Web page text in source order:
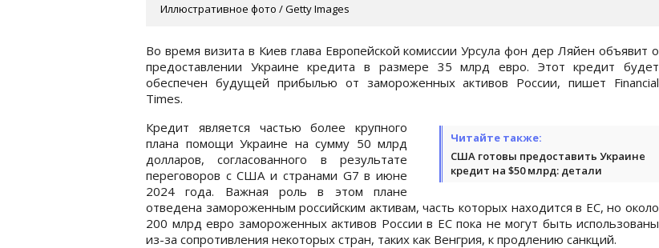
Иллюстративное фото / Getty Images
Во время визита в Киев глава Европейской комиссии Урсула фон дер Ляйен объявит о
предоставлении Украине кредита в размере 35 млрд евро. Этот кредит будет
обеспечен будущей прибылью от замороженных активов России, пишет Financial
Times.
Читайте также:
США готовы предоставить Украине
кредит на $50 млрд: детали
Кредит является частью более крупного
плана помощи Украине на сумму 50 млрд
долларов, согласованного в результате
переговоров с США и странами G7 в июне
2024 года. Важная роль в этом плане
отведена замороженным российским активам, часть которых находится в ЕС, но около
200 млрд евро замороженных активов России в ЕС пока не могут быть использованы
из-за сопротивления некоторых стран, таких как Венгрия, к продлению санкций.